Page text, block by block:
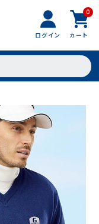
ログイン
0
カート